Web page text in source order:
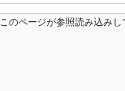
このページが参照読み込み